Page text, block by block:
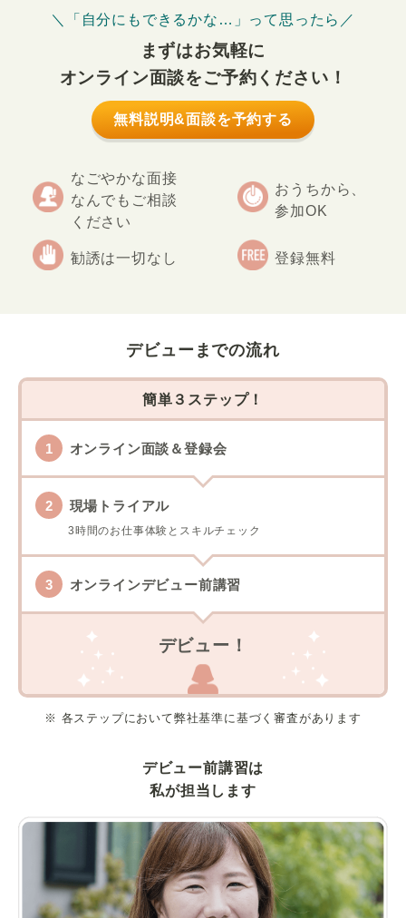
＼「自分にもできるかな…」って思ったら／
まずはお気軽に
オンライン面談をご予約ください！
無料説明&面談を予約する
なごやかな面接
なんでもご相談
ください
おうちから、
参加OK
勧誘は一切なし 登録無料
デビューまでの流れ
簡単３ステップ！
オンライン面談＆登録会
現場トライアル
3時間のお仕事体験とスキルチェック
オンラインデビュー前講習
デビュー！
※ 各ステップにおいて弊社基準に基づく審査があります
デビュー前講習は
私が担当します